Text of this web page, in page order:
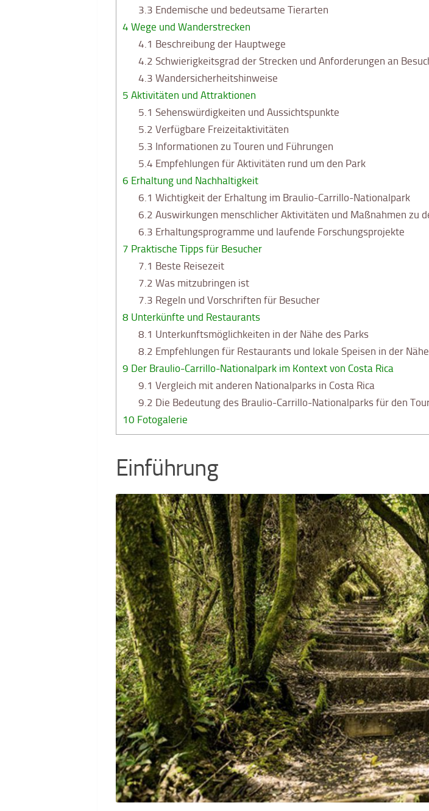
3.3 Endemische und bedeutsame Tierarten
4 Wege und Wanderstrecken
4.1 Beschreibung der Hauptwege
4.2 Schwierigkeitsgrad der Strecken und Anforderungen an
4.3 Wandersicherheitshinweise
5 Aktivitäten und Attraktionen
5.1 Sehenswürdigkeiten und Aussichtspunkte
5.2 Verfügbare Freizeitaktivitäten
5.3 Informationen zu Touren und Führungen
5.4 Empfehlungen für Aktivitäten rund um den Park
6 Erhaltung und Nachhaltigkeit
6.1 Wichtigkeit der Erhaltung im Braulio-Carrillo-Nationalpark
6.2 Auswirkungen menschlicher Aktivitäten und Maßnahmen zu
6.3 Erhaltungsprogramme und laufende Forschungsprojekte
7 Praktische Tipps für Besucher
7.1 Beste Reisezeit
7.2 Was mitzubringen ist
7.3 Regeln und Vorschriften für Besucher
8 Unterkünfte und Restaurants
8.1 Unterkunftsmöglichkeiten in der Nähe des Parks
8.2 Empfehlungen für Restaurants und lokale Speisen in der Nähe
9 Der Braulio-Carrillo-Nationalpark im Kontext von Costa Rica
9.1 Vergleich mit anderen Nationalparks in Costa Rica
9.2 Die Bedeutung des Braulio-Carrillo-Nationalparks für den
10 Fotogalerie
Einführung